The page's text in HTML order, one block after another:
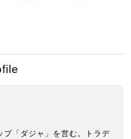
プ「ダジャ」を営む。トラデ